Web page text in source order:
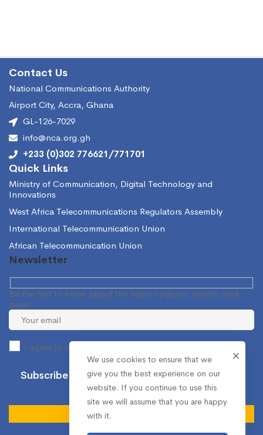
Contact Us
National Communications Authority
Airport City, Accra, Ghana
GL-126-7029
info@nca.org.gh
+233 (0)302 776621/771701
Quick Links
Ministry of Communication, Digital Technology and
Innovations
West Africa Telecommunications Regulators Assembly
International Telecommunication Union
African Telecommunication Union
Newsletter
Be the first to know about the latest updates, events, and
more.
I agree to receive occasional information from the NCA.
We use cookies to ensure that we
give you the best experience on our
website. If you continue to use this
site we will assume that you are happy
with it.